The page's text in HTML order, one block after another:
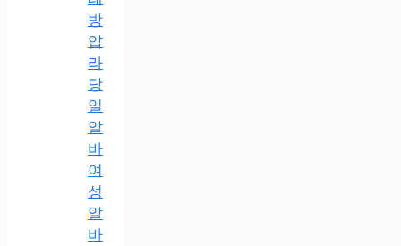
방
압
라
당
일
알
바
여
성
알
바